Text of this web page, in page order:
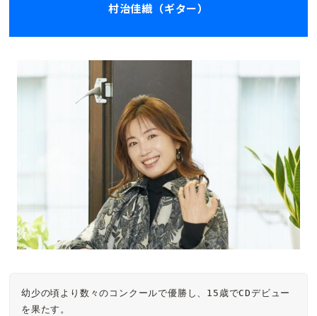
村治佳織（ギター）
幼少の頃より数々のコンクールで優勝し、15歳でCDデビュー
を果たす。